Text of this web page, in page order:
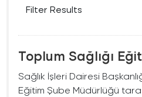
Filter Results
Toplum Sağlığı
Sağlık İşleri Dairesi
Eğitim Şube Müdürlüğü